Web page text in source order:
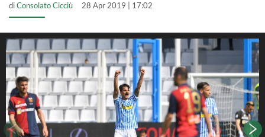
diConsolato Cicciù 28 Apr 2019 | 17:02